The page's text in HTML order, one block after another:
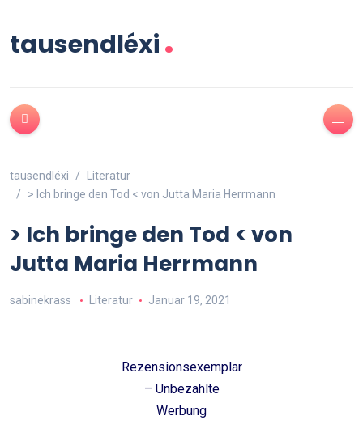
tausendléxi.
tausendléxi
Literatur
> Ich bringe den Tod < von Jutta Maria Herrmann
> Ich bringe den Tod < von
Jutta Maria Herrmann
sabinekrass Literatur Januar 19, 2021
Rezensionsexemplar
– Unbezahlte
Werbung